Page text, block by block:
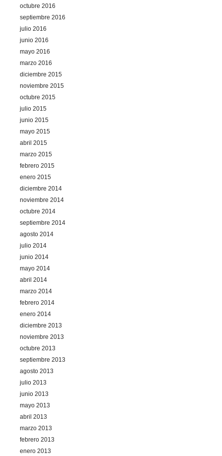
octubre 2016
septiembre 2016
julio 2016
junio 2016
mayo 2016
marzo 2016
diciembre 2015
noviembre 2015
octubre 2015
julio 2015
junio 2015
mayo 2015
abril 2015
marzo 2015
febrero 2015
enero 2015
diciembre 2014
noviembre 2014
octubre 2014
septiembre 2014
agosto 2014
julio 2014
junio 2014
mayo 2014
abril 2014
marzo 2014
febrero 2014
enero 2014
diciembre 2013
noviembre 2013
octubre 2013
septiembre 2013
agosto 2013
julio 2013
junio 2013
mayo 2013
abril 2013
marzo 2013
febrero 2013
enero 2013